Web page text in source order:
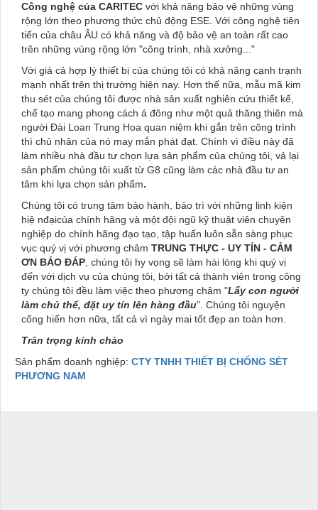
Công nghệ của CARITEC với khả năng bảo vệ những vùng
rộng lớn theo phương thức chủ động ESE. Với công nghệ tiên
tiến của châu ÂU có khả năng và độ bảo vệ an toàn rất cao
trên những vùng rộng lớn "công trình, nhà xưởng..."
Với giá cả hợp lý thiết bị của chúng tôi có khả năng cạnh trạnh
mạnh nhất trên thị trường hiện nay. Hơn thế nữa, mẫu mã kim
thu sét của chúng tôi được nhà sản xuất nghiên cứu thiết kế,
chế tạo mang phong cách á đông như một quả thăng thiên mà
người Đài Loan Trung Hoa quan niệm khi gắn trên công trình
thì chủ nhân của nó may mắn phát đạt. Chính vì điều này đã
làm nhiều nhà đầu tư chọn lựa sản phẩm của chúng tôi, vả lại
sản phẩm chúng tôi xuất từ G8 cũng làm các nhà đầu tư an
tâm khi lựa chọn sản phẩm.
Chúng tôi có trung tâm bảo hành, bảo trì với những linh kiện
hiệ nđạicủa chính hãng và một đội ngũ kỹ thuật viên chuyên
nghiệp do chính hãng đạo tạo, tập huấn luôn sẵn sàng phục
vục quý vị với phương châm TRUNG THỰC - UY TÍN - CẢM
ƠN BÁO ĐÁP , chúng tôi hy vọng sẽ làm hài lòng khi quý vị
đến với dịch vụ của chúng tôi, bởi tất cả thành viên trong công
ty chúng tôi đều làm việc theo phương châm "Lấy con người
làm chủ thể, đặt uy tín lên hàng đầu" . Chúng tôi nguyện
cống hiến hơn nữa, tất cả vì ngày mai tốt đẹp an toàn hơn.
Trân trọng kính chào
Sản phẩm doanh nghiệp: CTY TNHH THIẾT BỊ CHỐNG SÉT
PHƯƠNG NAM